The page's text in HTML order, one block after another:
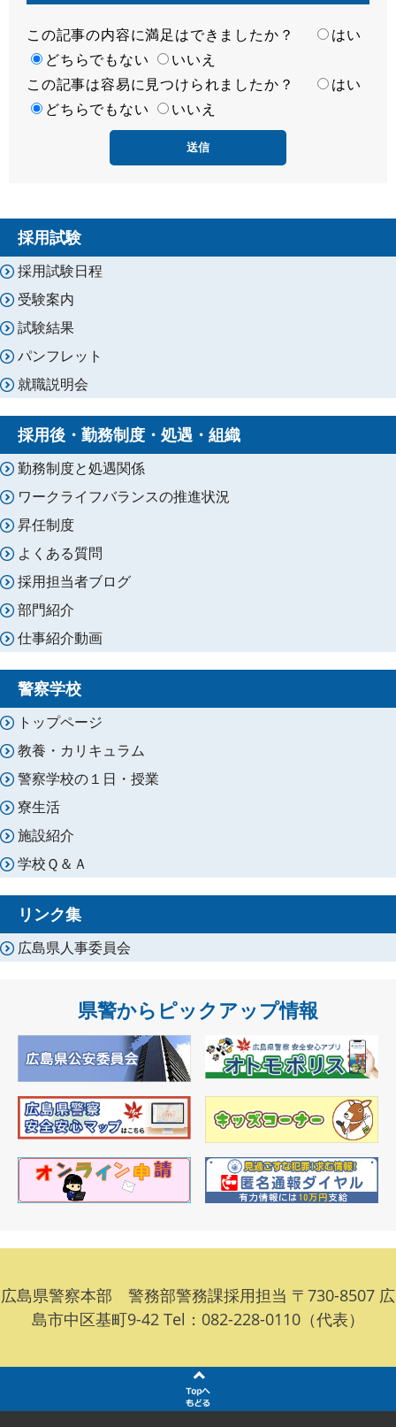
満
足
度
この記事の内容に満足はできましたか？
はい
どちらでもない
いいえ
容
易
この記事は容易に見つけられましたか？
はい
どちらでもない
いいえ
採用試験
採用試験日程
受験案内
試験結果
パンフレット
就職説明会
採用後・勤務制度・処遇・組織
勤務制度と処遇関係
ワークライフバランスの推進状況
昇任制度
よくある質問
採用担当者ブログ
部門紹介
仕事紹介動画
警察学校
トップページ
教養・カリキュラム
警察学校の１日・授業
寮生活
施設紹介
学校Ｑ＆Ａ
リンク集
広島県人事委員会
県警からピックアップ情報
広島県警察本部 警務部警務課採用担当 〒730-8507 広
島市中区基町9-42 Tel：082-228-0110（代表）